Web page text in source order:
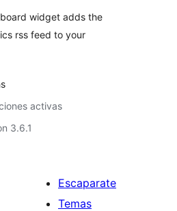
widget adds the
rss feed to your
activas
3.6.1
Escaparate
Temas